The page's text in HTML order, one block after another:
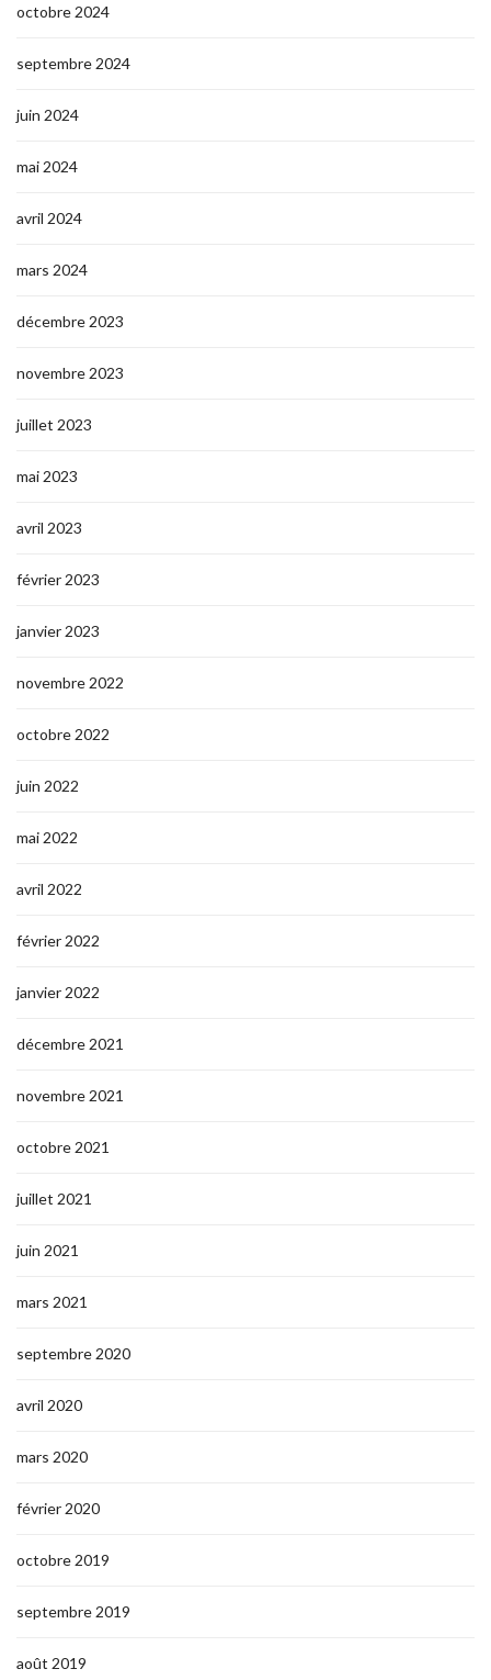
octobre 2024
septembre 2024
juin 2024
mai 2024
avril 2024
mars 2024
décembre 2023
novembre 2023
juillet 2023
mai 2023
avril 2023
février 2023
janvier 2023
novembre 2022
octobre 2022
juin 2022
mai 2022
avril 2022
février 2022
janvier 2022
décembre 2021
novembre 2021
octobre 2021
juillet 2021
juin 2021
mars 2021
septembre 2020
avril 2020
mars 2020
février 2020
octobre 2019
septembre 2019
août 2019